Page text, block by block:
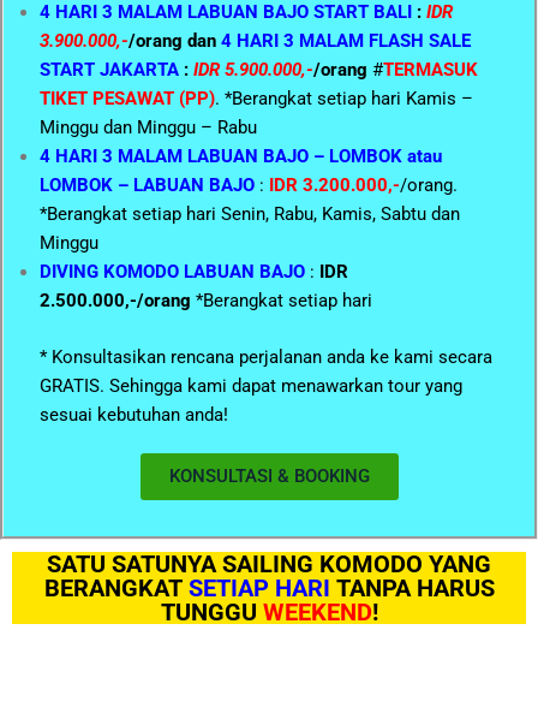
4 HARI 3 MALAM LABUAN BAJO START BALI : IDR
3.900.000,-/orang dan 4 HARI 3 MALAM FLASH SALE
START JAKARTA : IDR 5.900.000,-/orang #TERMASUK
TIKET PESAWAT (PP). *Berangkat setiap hari Kamis –
Minggu dan Minggu – Rabu
4 HARI 3 MALAM LABUAN BAJO – LOMBOK atau
LOMBOK – LABUAN BAJO : IDR 3.200.000,-/orang.
*Berangkat setiap hari Senin, Rabu, Kamis, Sabtu dan
Minggu
DIVING KOMODO LABUAN BAJO :
IDR
2.500.000,-/orang *Berangkat setiap hari
* Konsultasikan rencana perjalanan anda ke kami secara
GRATIS. Sehingga kami dapat menawarkan tour yang
sesuai kebutuhan anda!
KONSULTASI & BOOKING
SATU SATUNYA SAILING KOMODO YANG
BERANGKAT SETIAP HARI TANPA HARUS
TUNGGU WEEKEND!​